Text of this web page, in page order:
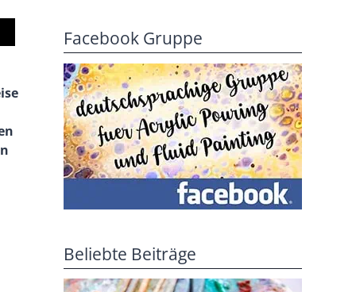
Facebook Gruppe
Beliebte Beiträge